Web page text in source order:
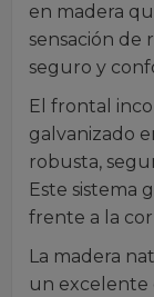
en madera
sensación de
seguro y
El frontal
galvanizado
robusta,
Este sistema
frente a la
La madera
un